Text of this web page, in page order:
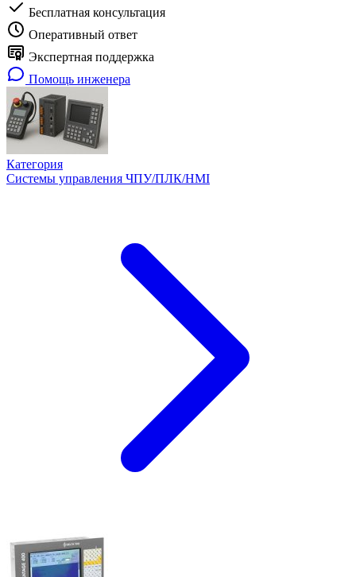
Бесплатная консультация
Оперативный ответ
Экспертная поддержка
Помощь инженера
Категория
Системы управления ЧПУ/ПЛК/HMI